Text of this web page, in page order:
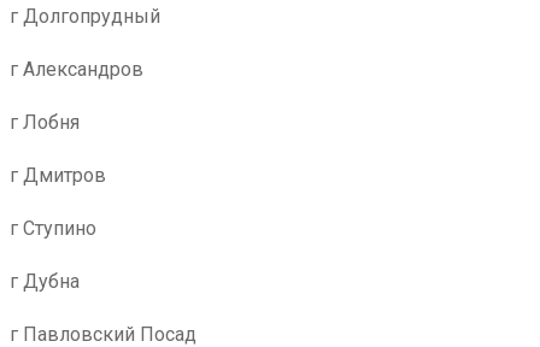
г Долгопрудный
г Александров
г Лобня
г Дмитров
г Ступино
г Дубна
г Павловский Посад